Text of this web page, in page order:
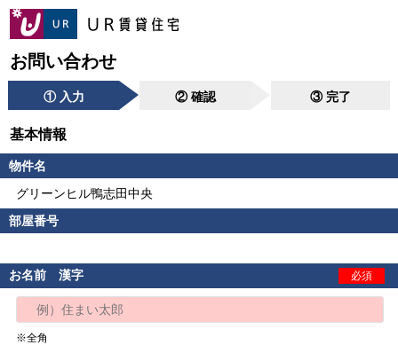
お問い合わせ
① 入力 ② 確認 ③ 完了
基本情報
物件名
グリーンヒル鴨志田中央
部屋番号
お名前 漢字 必須
※全角